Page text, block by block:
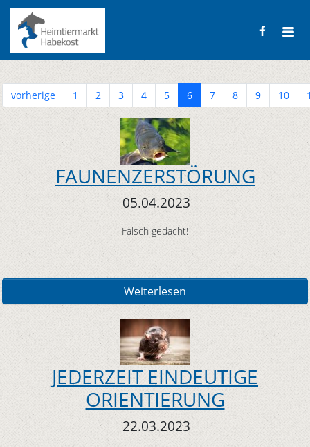
vorherige 1 2 3 4 5 6 7 8 9 10
FAUNENZERSTÖRUNG
05.04.2023
Falsch gedacht!
Weiterlesen
JEDERZEIT EINDEUTIGE
ORIENTIERUNG
22.03.2023